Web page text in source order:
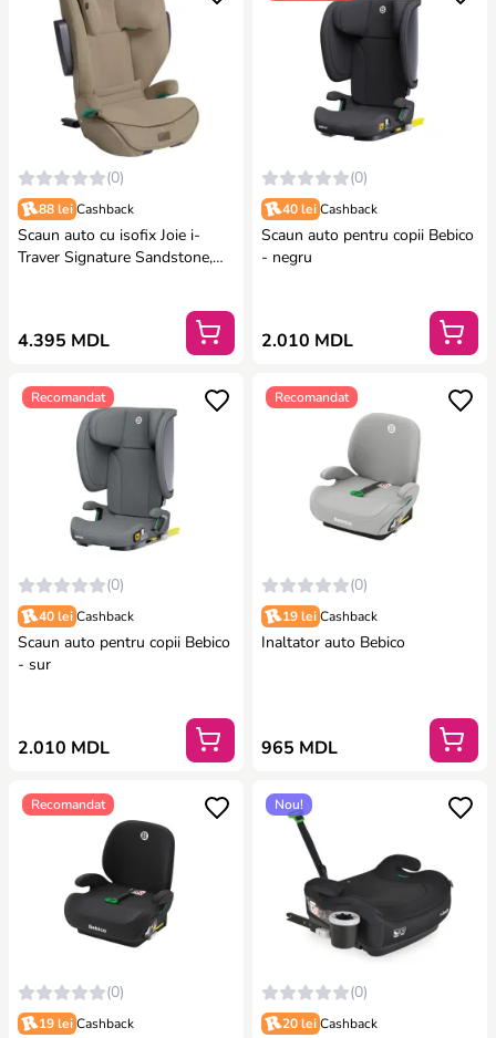
(0)
88 lei Cashback
Scaun auto cu isofix Joie i-
Traver Signature Sandstone,
4.395 MDL
(0)
40 lei Cashback
Scaun auto pentru copii Bebico
- negru
2.010 MDL
Recomandat
(0)
40 lei Cashback
Scaun auto pentru copii Bebico
- sur
2.010 MDL
Recomandat
(0)
19 lei Cashback
Inaltator auto Bebico
965 MDL
Recomandat
(0)
19 lei Cashback
Nou!
(0)
20 lei Cashback